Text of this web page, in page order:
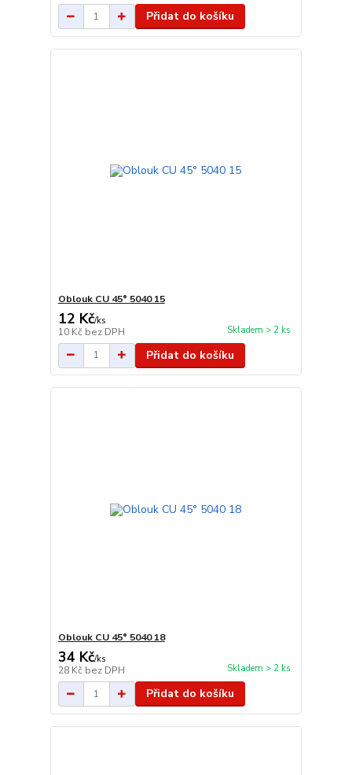
Přidat do košíku
Oblouk CU 45° 5040 15
12 Kč/ks
10 Kč bez DPH Skladem > 2 ks
Přidat do košíku
Oblouk CU 45° 5040 18
34 Kč/ks
28 Kč bez DPH Skladem > 2 ks
Přidat do košíku